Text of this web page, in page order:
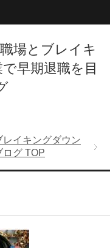
場とブレイキ
早期退職を目
イキングダウン
ログ TOP